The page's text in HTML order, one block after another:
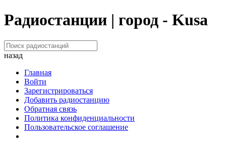
Радиостанции | город - Kusa
назад
Главная
Войти
Зарегистрироваться
Добавить радиостанцию
Обратная связь
Политика конфиденциальности
Пользовательское соглашение